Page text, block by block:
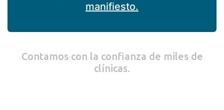
manifiesto.
Contamos con la confianza de miles de
clínicas.